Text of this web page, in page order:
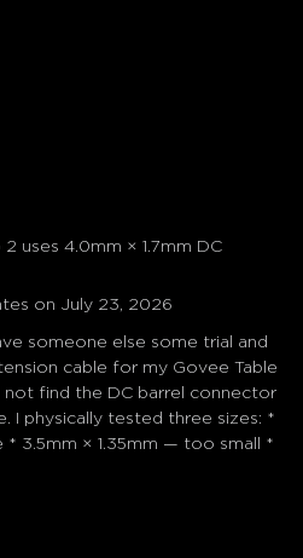
uses 4.0mm × 1.7mm DC
on July 23, 2026
someone else some trial and
cable for my Govee Table
find the DC barrel connector
I physically tested three sizes: *
* 3.5mm × 1.35mm — too small *